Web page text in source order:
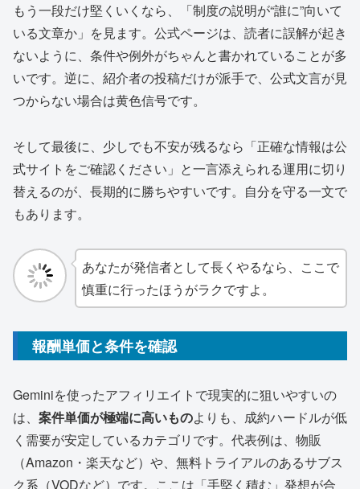
もう一段だけ堅くいくなら、「制度の説明が“誰に”向いて
いる文章か」を見ます。公式ページは、読者に誤解が起き
ないように、条件や例外がちゃんと書かれていることが多
いです。逆に、紹介者の投稿だけが派手で、公式文言が見
つからない場合は黄色信号です。
そして最後に、少しでも不安が残るなら「正確な情報は公
式サイトをご確認ください」と一言添えられる運用に切り
替えるのが、長期的に勝ちやすいです。自分を守る一文で
もあります。
あなたが発信者として長くやるなら、ここで
慎重に行ったほうがラクですよ。
報酬単価と条件を確認
Geminiを使ったアフィリエイトで現実的に狙いやすいの
は、 案件単価が極端に高いものよりも、成約ハードルが低
く需要が安定しているカテゴリです。代表例は、物販
（Amazon・楽天など）や、無料トライアルのあるサブス
ク系（VODなど）です。ここは「手堅く積む」発想が合